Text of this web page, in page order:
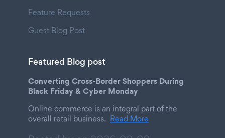
Feature Requests
Guest Blog Post
Featured Blog post
Converting Cross-Border Shoppers During
Black Friday & Cyber Monday
Online commerce is an integral part of the
overall retail business. Read More